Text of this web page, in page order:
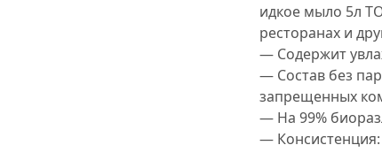
идкое мыло 5л
ресторанах и
— Содержит
— Состав без
запрещенных
— На 99%
— Консистенция: